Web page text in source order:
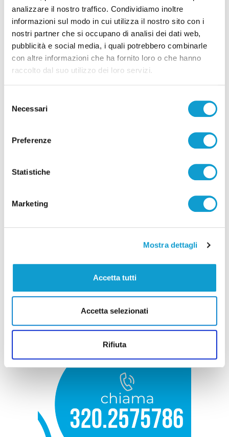
analizzare il nostro traffico. Condividiamo inoltre
informazioni sul modo in cui utilizza il nostro sito con i
nostri partner che si occupano di analisi dei dati web,
pubblicità e social media, i quali potrebbero combinarle
con altre informazioni che ha fornito loro o che hanno
raccolto dal suo utilizzo dei loro servizi.
delNecessari
Preferenze
Statistiche
Marketing
Mostra dettagli
Accetta tutti
Accetta selezionati
Rifiuta